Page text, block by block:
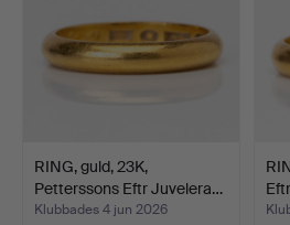
RING, guld, 23K,
Petterssons Eftr Juvelera…
Klubbades 4 jun 2026